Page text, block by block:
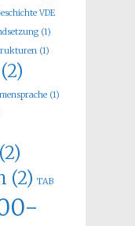
VDE
(1)
(1)
(2)
(1)
(2) TAB